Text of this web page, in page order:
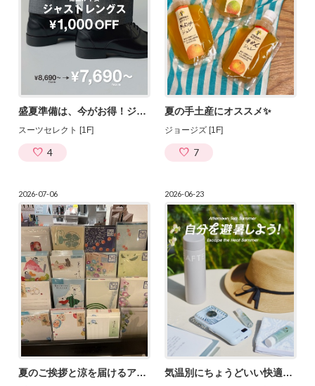
盛夏準備は、今がお得！ジャストレングスパンツが￥1,000OFF
スーツセレクト [1F]
4
夏の手土産にオススメ✨
ジョージズ [1F]
7
2026-07-06
夏のご挨拶と涼を届けるアイテム展開中！
2026-06-23
気温別にちょうどいい快適さをご提案